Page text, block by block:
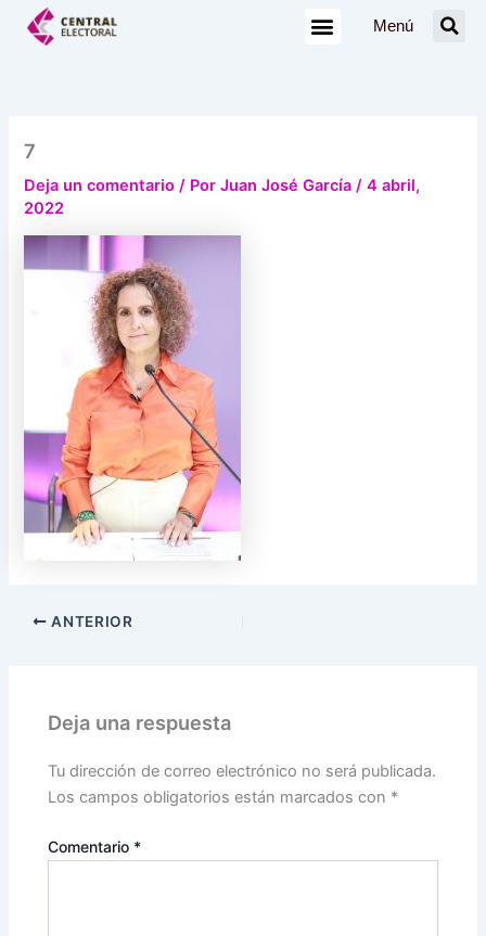
Menú
7
Deja un comentario / PorJuan José García/4 abril,
2022
ANTERIOR
Deja una respuesta
Tu dirección de correo electrónico no será publicada.
Los campos obligatorios están marcados con *
Comentario *